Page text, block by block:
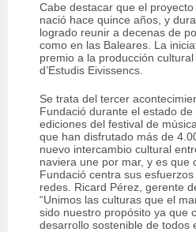
Cabe destacar que el proyecto
nació hace quince años, y
logrado reunir a decenas de
como en las Baleares. La
premio a la producción
d’Estudis Eivissencs.
Se trata del tercer
Fundació durante el estado
ediciones del festival de
que han disfrutado más de
nuevo intercambio cultural
naviera une por mar, y es que
Fundació centra sus
redes. Ricard Pérez, gerente
“Unimos las culturas que el
sido nuestro propósito ya que
desarrollo sostenible de todos